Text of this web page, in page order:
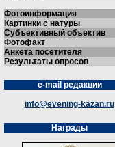
Фотоинформация
Картинки с натуры
Субъективный объектив
Фотофакт
Анкета посетителя
Результаты опросов
e-mail редакции
info@evening-kazan.ru
Награды